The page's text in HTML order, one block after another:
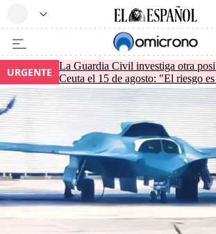
URGENTE
La Guardia Civil investiga otra
Ceuta el 15 de agosto: "El riesgo